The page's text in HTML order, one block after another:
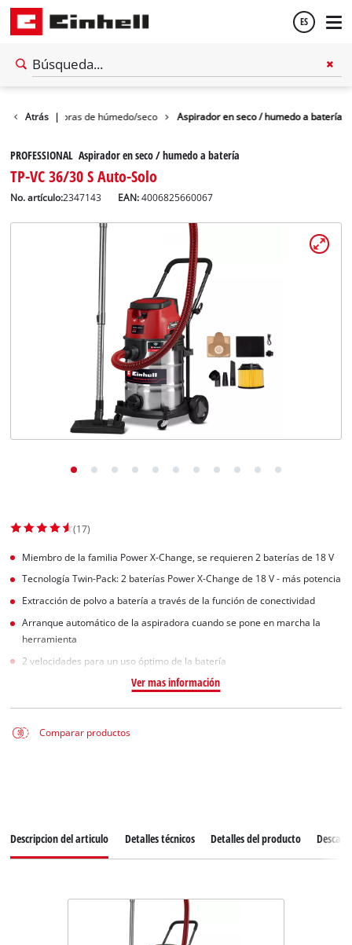
ES
Atrás |
Aspiradoras de húmedo/seco Aspirador en seco / humedo a batería
PROFESSIONAL Aspirador en seco / humedo a batería
TP-VC 36/30 S Auto-Solo
No. artículo:2347143 EAN:4006825660067
(17)
Miembro de la familia Power X-Change, se requieren 2 baterías de 18 V
Tecnología Twin-Pack: 2 baterías Power X-Change de 18 V - más potencia
Extracción de polvo a batería a través de la función de conectividad
Arranque automático de la aspiradora cuando se pone en marcha la
herramienta
2 velocidades para un uso óptimo de la batería
Ver mas información
Comparar productos
Descripcion del articulo Detalles técnicos Detalles del producto